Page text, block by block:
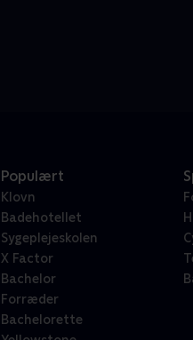
Populært
Klovn
Badehotellet
Sygeplejeskolen
X Factor
Bachelor
Forræder
Bachelorette